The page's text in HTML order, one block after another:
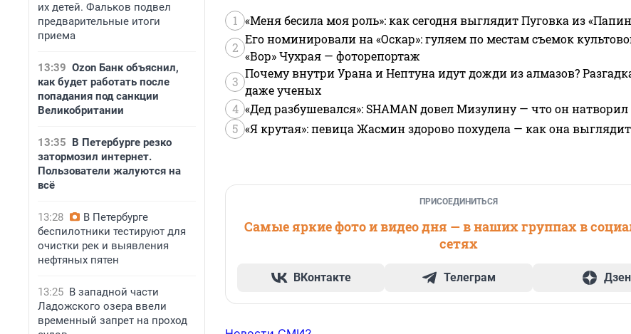
их детей. Фальков подвел
предварительные итоги
приема
13:39 Ozon Банк объяснил,
как будет работать после
попадания под санкции
Великобритании
13:35 В Петербурге резко
затормозил интернет.
Пользователи жалуются на
всё
13:28
В Петербурге
беспилотники тестируют для
очистки рек и выявления
нефтяных пятен
13:25 В западной части
Ладожского озера ввели
временный запрет на проход
1 «Меня бесила моя роль»: как сегодня выглядит Пуговка из
2
Его номинировали на «Оскар»: гуляем по местам съемок
«Вор» Чухрая — фоторепортаж
3
Почему внутри Урана и Нептуна идут дожди из алмазов?
даже ученых
4 «Дед разбушевался»: SHAMAN довел Мизулину — что он натворил
5 «Я крутая»: певица Жасмин здорово похудела — как она
ПРИСОЕДИНИТЬСЯ
Самые яркие фото и видео дня — в наших группах в
сетях
ВКонтакте Телеграм Дзен